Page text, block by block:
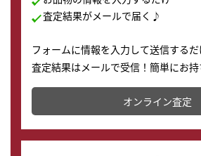
査定結果がメールで届く♪
フォームに情報を入力して送信するだ
査定結果はメールで受信！簡単にお
かります。
オンライン査定